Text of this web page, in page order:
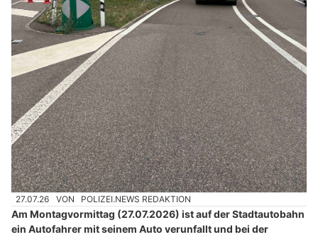
27.07.26 VON POLIZEI.NEWS REDAKTION
Am Montagvormittag (27.07.2026) ist auf der Stadtautobahn
ein Autofahrer mit seinem Auto verunfallt und bei der